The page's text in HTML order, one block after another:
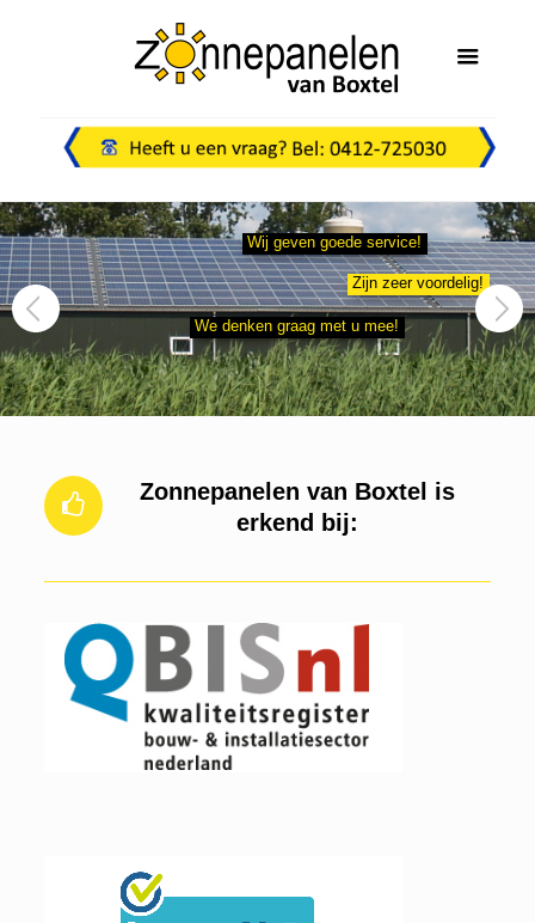
Zijn zeer voordelig!
Wij geven goede service!
We denken graag met u mee!
Zonnepanelen van Boxtel is
erkend bij: